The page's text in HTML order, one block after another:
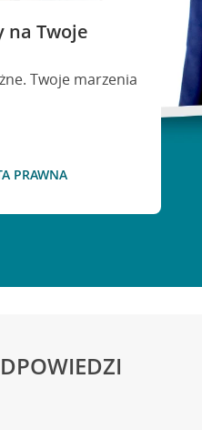
na Twoje
Twoje marzenia
PRAWNA